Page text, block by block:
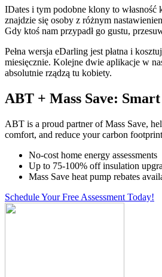
IDates i tym podobne klony to
znajdzie się osoby z różnym
Gdy ktoś nam przypadł go gustu,
Pełna wersja eDarling jest płatna i
miesięcznie. Kolejne dwie aplikacje w
absolutnie rządzą tu kobiety.
ABT + Mass Save:
ABT is a proud partner of Mass Save,
comfort, and reduce your carbon
No-cost home energy assessments
Up to 75-100% off insulation
Mass Save heat pump rebates
Schedule Your Free Assessment Today!